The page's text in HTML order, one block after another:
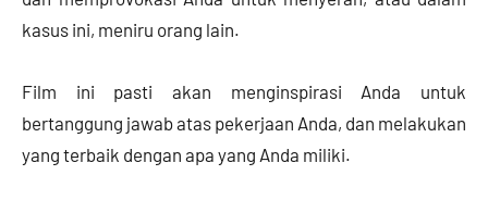
kasus ini, meniru orang lain.
Film ini pasti akan menginspirasi Anda untuk
bertanggung jawab atas pekerjaan Anda, dan melakukan
yang terbaik dengan apa yang Anda miliki.